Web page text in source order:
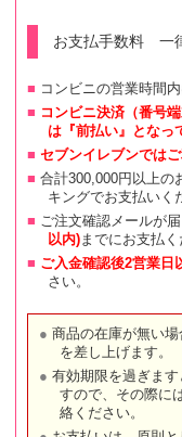
お支払手数料 一
コンビニの営業時間
コンビニ決済（番号
は『前払い』となっ
セブンイレブンでは
合計300,000円以上の
キングでお支払いく
ご注文確認メールが届
以内)までにお支払く
ご入金確認後2営業日
さい。
商品の在庫が無い
を差し上げます。
有効期限を過ぎま
すので、その際に
絡ください。